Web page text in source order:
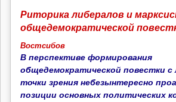
Риторика либералов и
общедемократической
Востсибов
В перспективе формирования
общедемократической повестки
точки зрения небезынтересно
позиции основных политических